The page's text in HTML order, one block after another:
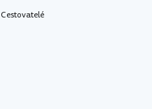
Cestovatelé